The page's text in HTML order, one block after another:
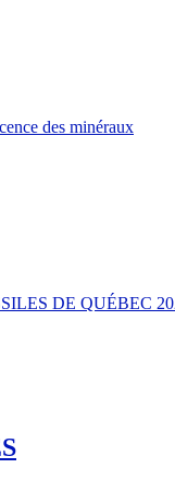
des minéraux
DE QUÉBEC